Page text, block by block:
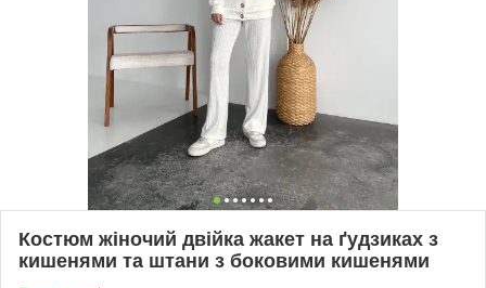
Костюм жіночий двійка жакет на ґудзиках з
кишенями та штани з боковими кишенями